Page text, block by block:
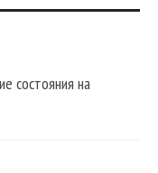
состояния на